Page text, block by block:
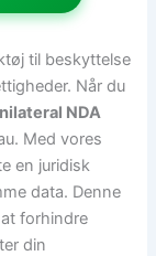
til beskyttelse
Når du
NDA
Med vores
en juridisk
data. Denne
forhindre
din